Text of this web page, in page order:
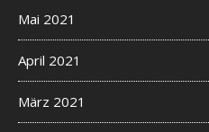
r
t
o
d
o
o
Mai 2021
April 2021
März 2021